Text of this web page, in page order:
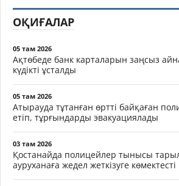
ОҚИҒАЛАР
05 там 2026
Ақтөбеде банк карталарын заңсыз
күдікті ұсталды
05 там 2026
Атырауда тұтанған өртті байқаған
етіп, тұрғындарды эвакуациялады
03 там 2026
Қостанайда полицейлер тынысы
ауруханаға жедел жеткізуге көмектесті